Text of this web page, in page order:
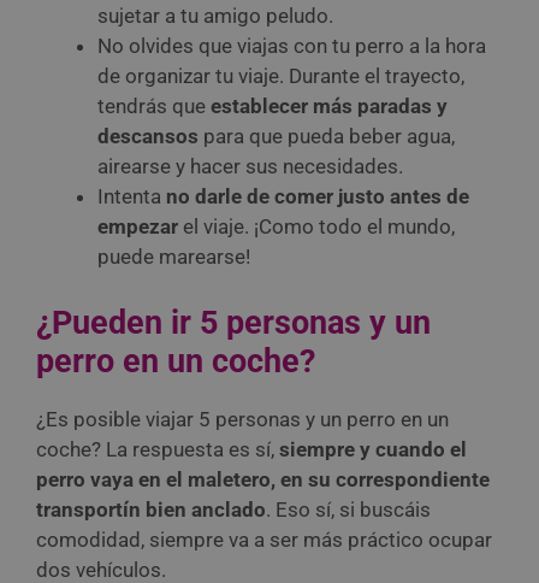
sujetar a tu amigo peludo.
No olvides que viajas con tu perro a la hora
de organizar tu viaje. Durante el trayecto,
tendrás que establecer más paradas y
descansos para que pueda beber agua,
airearse y hacer sus necesidades.
Intenta no darle de comer justo antes de
empezar el viaje. ¡Como todo el mundo,
puede marearse!
¿Pueden ir 5 personas y un
perro en un coche?
¿Es posible viajar 5 personas y un perro en un
coche? La respuesta es sí, siempre y cuando el
perro vaya en el maletero, en su correspondiente
transportín bien anclado. Eso sí, si buscáis
comodidad, siempre va a ser más práctico ocupar
dos vehículos.